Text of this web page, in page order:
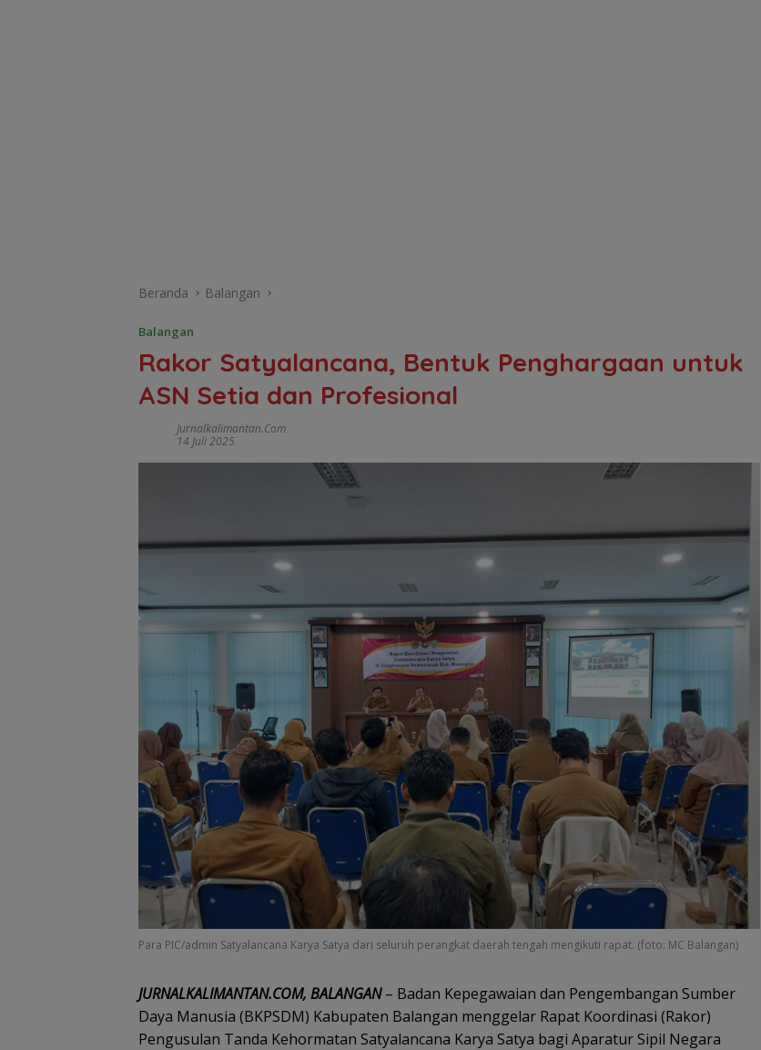
Beranda Balangan
Balangan
Rakor Satyalancana, Bentuk Penghargaan untuk
ASN Setia dan Profesional
Jurnalkalimantan.com
14 Juli 2025
Para PIC/admin Satyalancana Karya Satya dari seluruh perangkat daerah tengah mengikuti rapat. (foto: MC Balangan)
JURNALKALIMANTAN.COM, BALANGAN– Badan Kepegawaian dan Pengembangan Sumber
Daya Manusia (BKPSDM) Kabupaten Balangan menggelar Rapat Koordinasi (Rakor)
Pengusulan Tanda Kehormatan Satyalancana Karya Satya bagi Aparatur Sipil Negara